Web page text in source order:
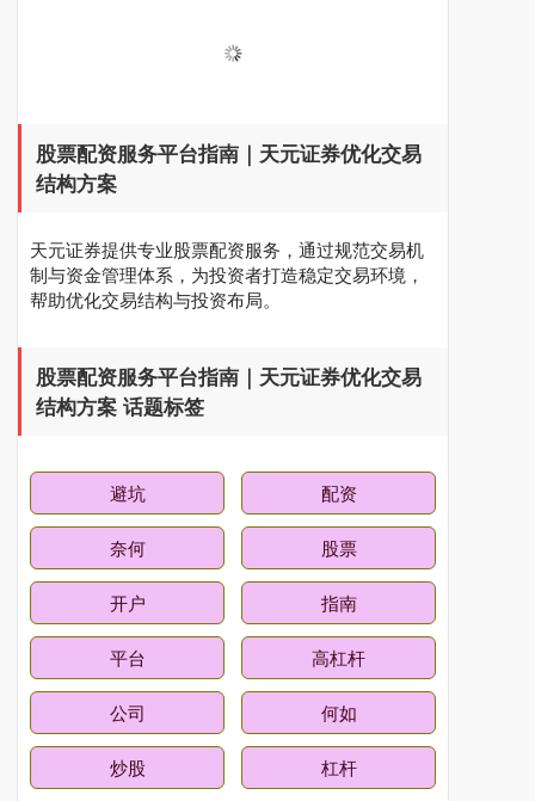
股票配资服务平台指南｜天元证券优化交易
结构方案
天元证券提供专业股票配资服务，通过规范交易机
制与资金管理体系，为投资者打造稳定交易环境，
帮助优化交易结构与投资布局。
股票配资服务平台指南｜天元证券优化交易
结构方案 话题标签
避坑 配资
奈何 股票
开户 指南
平台 高杠杆
公司 何如
炒股 杠杆